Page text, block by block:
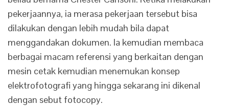
pekerjaannya, ia merasa pekerjaan tersebut bisa
dilakukan dengan lebih mudah bila dapat
menggandakan dokumen. Ia kemudian membaca
berbagai macam referensi yang berkaitan dengan
mesin cetak kemudian menemukan konsep
elektrofotografi yang hingga sekarang ini dikenal
dengan sebut fotocopy.